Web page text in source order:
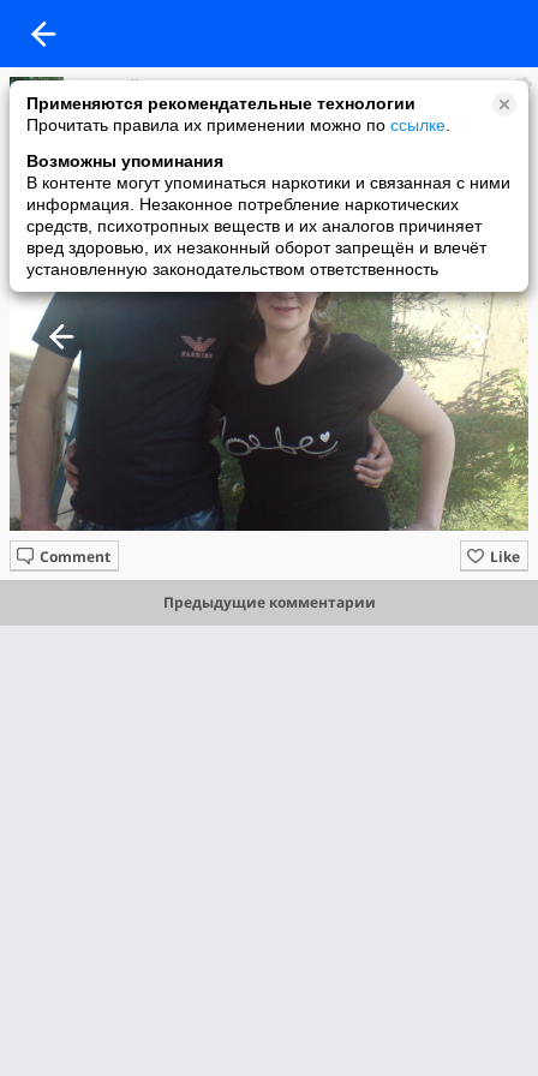
Применяются рекомендательные технологии
Прочитать правила их применении можно по ссылке
Возможны упоминания
В контенте могут упоминаться наркотики и связанная с ними
информация. Незаконное потребление наркотических
средств, психотропных веществ и их аналогов причиняет
вред здоровью, их незаконный оборот запрещён и влечёт
установленную законодательством ответственность
Виталий Слодкин
added a photo
27 Feb в 21:22
Like
Comment
Предыдущие комментарии